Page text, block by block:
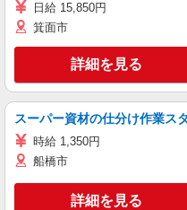
日給 15,850円
箕面市
詳細を見る
スーパー資材の仕分け作業ス
時給 1,350円
船橋市
詳細を見る